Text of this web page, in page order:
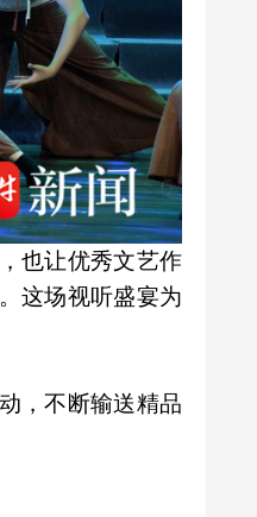
也让优秀文艺作
这场视听盛宴为
，不断输送精品